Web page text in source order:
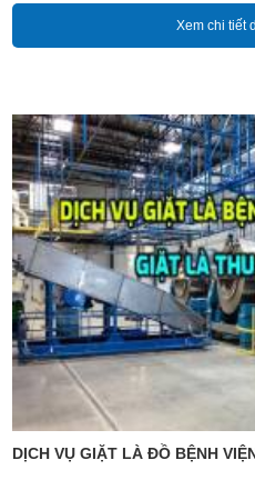
Xem chi tiết
DỊCH VỤ GIẶT LÀ ĐỒ BỆNH